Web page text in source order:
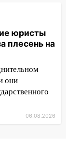
области
утонул
юристы
плесень на
они
06.08.2026